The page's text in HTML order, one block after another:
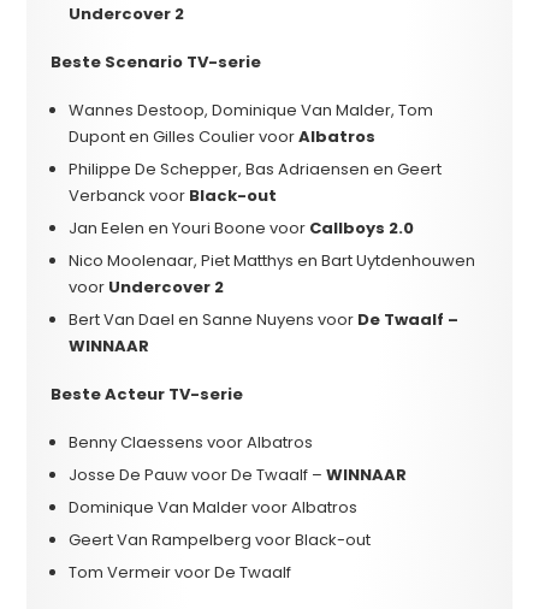
Undercover 2
Beste Scenario TV-serie
Wannes Destoop, Dominique Van Malder, Tom
Dupont en Gilles Coulier voorAlbatros
Philippe De Schepper, Bas Adriaensen en Geert
Verbanck voor Black-out
Jan Eelen en Youri Boone voor Callboys 2.0
Nico Moolenaar, Piet Matthys en Bart Uytdenhouwen
voor Undercover 2
Bert Van Dael en Sanne Nuyens voor De Twaalf –
WINNAAR
Beste Acteur TV-serie
Benny Claessens voor Albatros
Josse De Pauw voor De Twaalf – WINNAAR
Dominique Van Malder voor Albatros
Geert Van Rampelberg voor Black-out
Tom Vermeir voor De Twaalf